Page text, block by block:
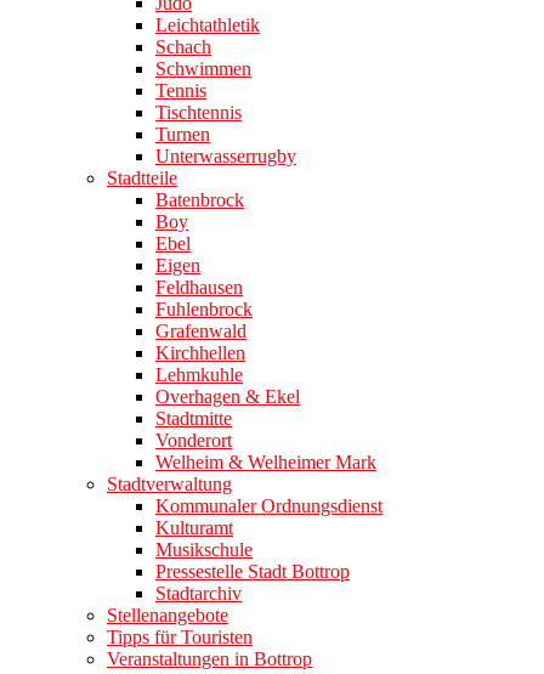
Leichtathletik
Schach
Schwimmen
Tennis
Tischtennis
Turnen
Unterwasserrugby
Stadtteile
Batenbrock
Boy
Ebel
Eigen
Feldhausen
Fuhlenbrock
Grafenwald
Kirchhellen
Lehmkuhle
Overhagen & Ekel
Stadtmitte
Vonderort
Welheim & Welheimer Mark
Stadtverwaltung
Kommunaler Ordnungsdienst
Kulturamt
Musikschule
Pressestelle Stadt Bottrop
Stadtarchiv
Stellenangebote
Tipps für Touristen
Veranstaltungen in Bottrop